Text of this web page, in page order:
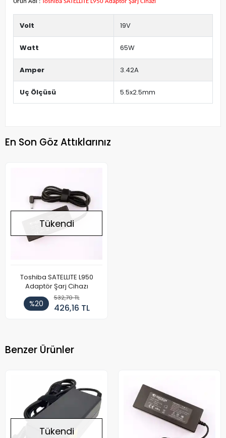
Ürün Adı : Toshiba SATELLITE L950 Adaptör Şarj Cihazı
Volt 19V
Watt 65W
Amper 3.42A
Uç Ölçüsü 5.5x2.5mm
En Son Göz Attıklarınız
Tükendi
Toshiba SATELLITE L950
Adaptör Şarj Cihazı
%20
532,70 TL
426,16 TL
Benzer Ürünler
Tükendi